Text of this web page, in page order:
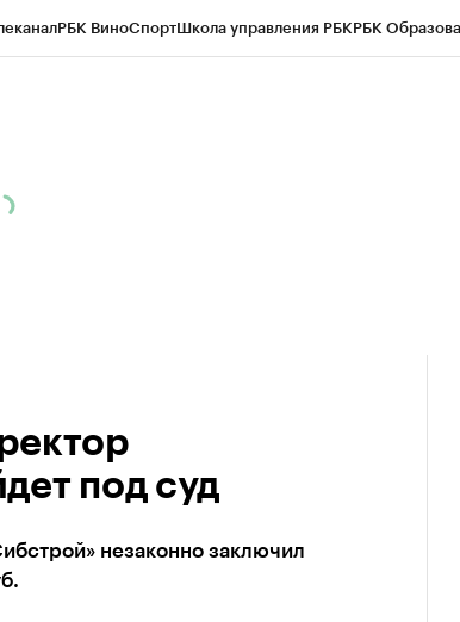
РБК ВиноСпортШкола управления РБКРБК
под суд
незаконно заключил